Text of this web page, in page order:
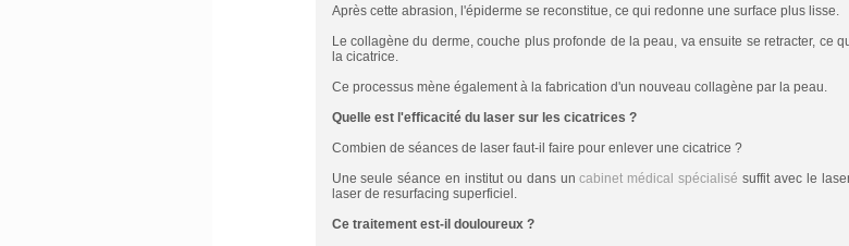
Après cette abrasion, l'épiderme se reconstitue, ce qui redonne une surface plus lisse.
Le collagène du derme, couche plus profonde de la peau, va ensuite se retracter, ce
la cicatrice.
Ce processus mène également à la fabrication d'un nouveau collagène par la peau.
Quelle est l'efficacité du laser sur les cicatrices ?
Combien de séances de laser faut-il faire pour enlever une cicatrice ?
Une seule séance en institut ou dans uncabinet médical spécialisé suffit avec le
laser de resurfacing superficiel.
Ce traitement est-il douloureux ?